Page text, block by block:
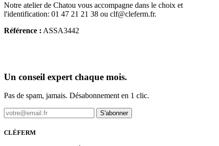
Notre atelier de Chatou vous accompagne dans le choix et
l'identification: 01 47 21 21 38 ou clf@cleferm.fr.
Référence : ASSA3442
Un conseil expert chaque mois.
Pas de spam, jamais. Désabonnement en 1 clic.
S'abonner
CLÉFERM